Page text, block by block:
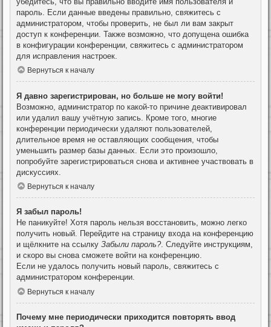
пароль. Если данные введены правильно, свяжитесь с
администратором, чтобы проверить, не был ли вам закрыт
доступ к конференции. Также возможно, что допущена ошибка
в конфигурации конференции, свяжитесь с администратором
для исправления настроек.
Вернуться к началу
Я давно зарегистрирован, но больше не могу войти!
Возможно, администратор по какой-то причине деактивировал
или удалил вашу учётную запись. Кроме того, многие
конференции периодически удаляют пользователей,
длительное время не оставляющих сообщения, чтобы
уменьшить размер базы данных. Если это произошло,
попробуйте зарегистрироваться снова и активнее участвовать в
дискуссиях.
Вернуться к началу
Я забыл пароль!
Не паникуйте! Хотя пароль нельзя восстановить, можно легко
получить новый. Перейдите на страницу входа на конференцию
и щёлкните на ссылку Забыли пароль?. Следуйте инструкциям,
и скоро вы снова сможете войти на конференцию.
Если не удалось получить новый пароль, свяжитесь с
администратором конференции.
Вернуться к началу
Почему мне периодически приходится повторять ввод